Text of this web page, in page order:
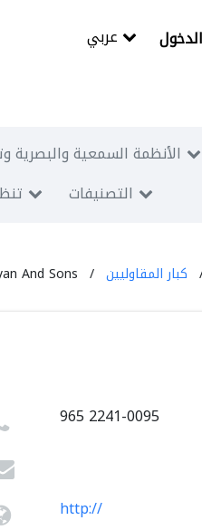
الأنظمة السمعية والبصرية
التصنيفات
كبار المقاوليين And Sons
965 2241-0095
http://